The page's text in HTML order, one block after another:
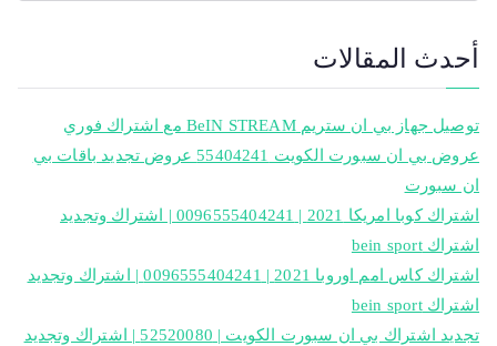
أحدث المقالات
توصيل جهاز بي ان ستريم BeIN STREAM مع اشتراك فوري
عروض بي ان سبورت الكويت 55404241 عروض تجديد باقات بي
ان سبورت
اشتراك كوبا امريكا 2021 | 0096555404241 | اشتراك وتجديد
اشتراك bein sport
اشتراك كاس امم اوروبا 2021 | 0096555404241 | اشتراك وتجديد
اشتراك bein sport
تجديد اشتراك بي ان سبورت الكويت | 52520080 | اشتراك وتجديد